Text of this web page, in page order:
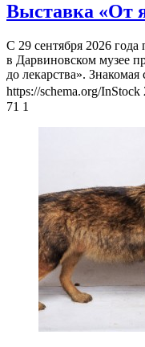
Выставка «От
С 29 сентября 2026 года
в Дарвиновском музее
до лекарства».
https://schema.org/InStock
71 1